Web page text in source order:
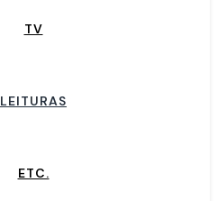
TV
LEITURAS
ETC.